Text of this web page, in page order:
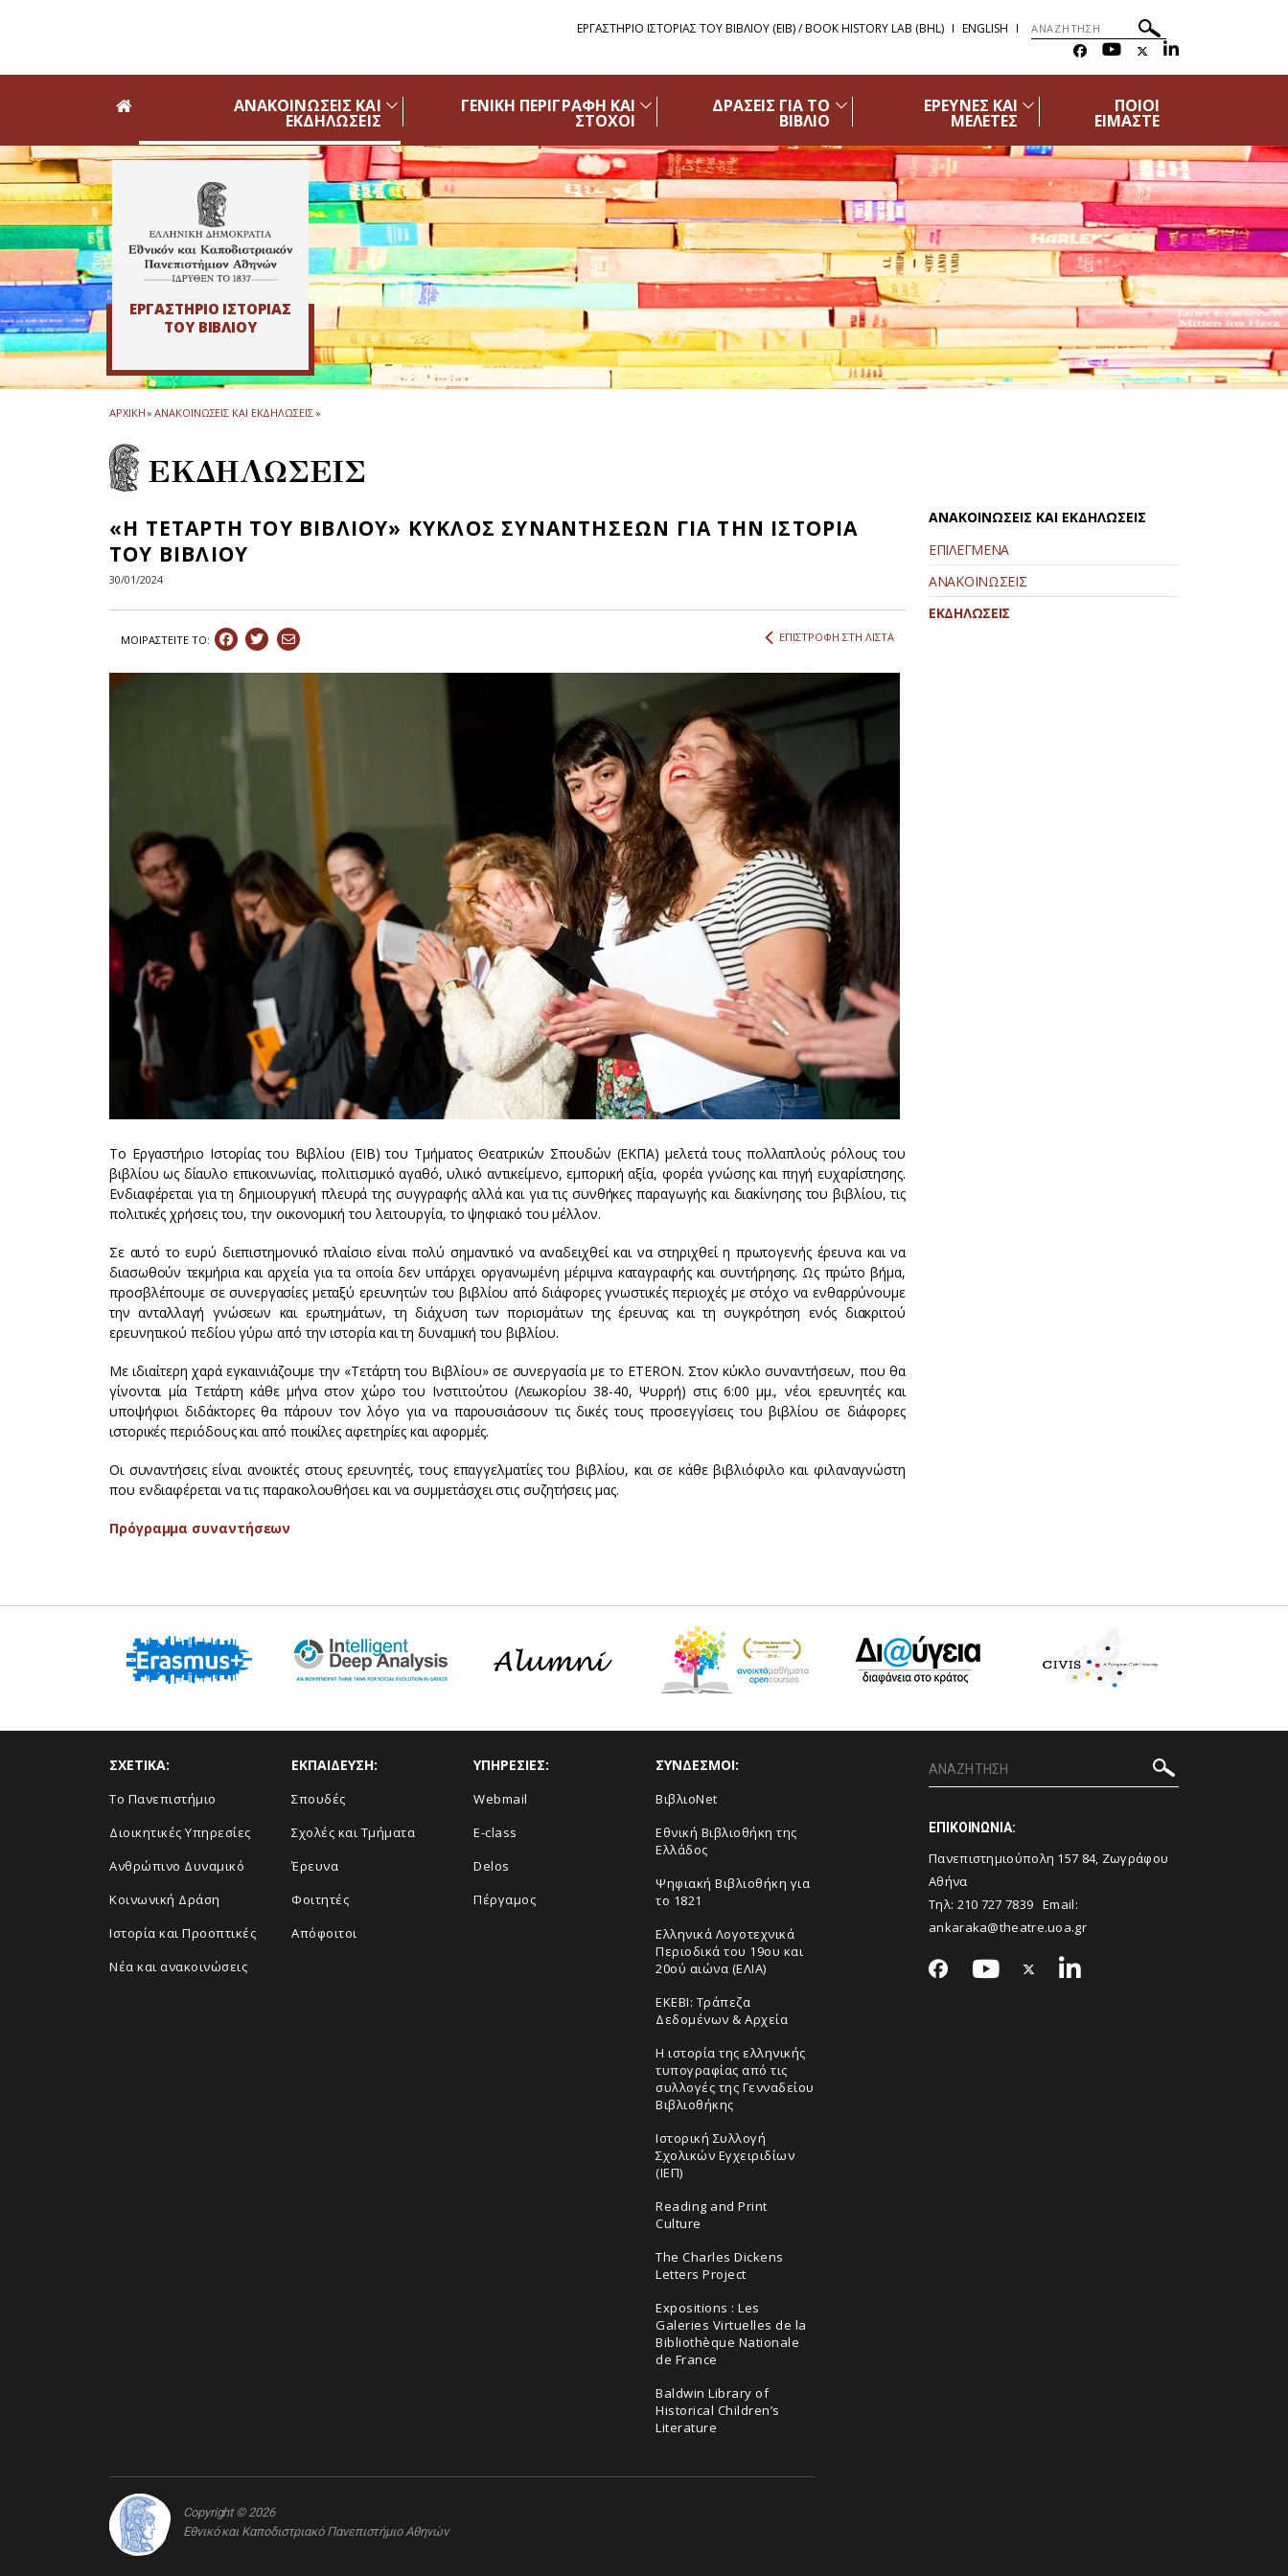
ΕΡΓΑΣΤΗΡΙΟ ΙΣΤΟΡΙΑΣ ΤΟΥ ΒΙΒΛΙΟΥ (ΕΙΒ) / BOOK HISTORY LAB (BHL) ENGLISH
ΑΝΑΚΟΙΝΩΣΕΙΣ ΚΑΙ
ΕΚΔΗΛΩΣΕΙΣ
ΓΕΝΙΚΗ ΠΕΡΙΓΡΑΦΗ ΚΑΙ
ΣΤΟΧΟΙ
ΔΡΑΣΕΙΣ ΓΙΑ ΤΟ
ΒΙΒΛΙΟ
ΕΡΕΥΝΕΣ ΚΑΙ
ΜΕΛΕΤΕΣ
ΠΟΙΟΙ
ΕΙΜΑΣΤΕ
ΕΡΓΑΣΤΗΡΙΟ ΙΣΤΟΡΙΑΣ
ΤΟΥ ΒΙΒΛΙΟΥ
ΑΡΧΙΚΗ» ΑΝΑΚΟΙΝΩΣΕΙΣ ΚΑΙ ΕΚΔΗΛΩΣΕΙΣ»
ΕΚΔΗΛΩΣΕΙΣ
«Η ΤΕΤΑΡΤΗ ΤΟΥ ΒΙΒΛΙΟΥ» ΚΥΚΛΟΣ ΣΥΝΑΝΤΗΣΕΩΝ ΓΙΑ ΤΗΝ ΙΣΤΟΡΙΑ
ΤΟΥ ΒΙΒΛΙΟΥ
30/01/2024
ΜΟΙΡΑΣΤEIΤΕ ΤΟ: ΕΠΙΣΤΡΟΦΗ ΣΤΗ ΛΙΣΤΑ
Το Εργαστήριο Ιστορίας του Βιβλίου (ΕΙΒ) του Τμήματος Θεατρικών Σπουδών (ΕΚΠΑ) μελετά τους πολλαπλούς ρόλους του
βιβλίου ως δίαυλο επικοινωνίας, πολιτισμικό αγαθό, υλικό αντικείμενο, εμπορική αξία, φορέα γνώσης και πηγή ευχαρίστησης.
Ενδιαφέρεται για τη δημιουργική πλευρά της συγγραφής αλλά και για τις συνθήκες παραγωγής και διακίνησης του βιβλίου, τις
πολιτικές χρήσεις του, την οικονομική του λειτουργία, το ψηφιακό του μέλλον.
Σε αυτό το ευρύ διεπιστημονικό πλαίσιο είναι πολύ σημαντικό να αναδειχθεί και να στηριχθεί η πρωτογενής έρευνα και να
διασωθούν τεκμήρια και αρχεία για τα οποία δεν υπάρχει οργανωμένη μέριμνα καταγραφής και συντήρησης. Ως πρώτο βήμα,
προσβλέπουμε σε συνεργασίες μεταξύ ερευνητών του βιβλίου από διάφορες γνωστικές περιοχές με στόχο να ενθαρρύνουμε
την ανταλλαγή γνώσεων και ερωτημάτων, τη διάχυση των πορισμάτων της έρευνας και τη συγκρότηση ενός διακριτού
ερευνητικού πεδίου γύρω από την ιστορία και τη δυναμική του βιβλίου.
Με ιδιαίτερη χαρά εγκαινιάζουμε την «Τετάρτη του Βιβλίου» σε συνεργασία με το ETERON. Στον κύκλο συναντήσεων, που θα
γίνονται μία Τετάρτη κάθε μήνα στον χώρο του Ινστιτούτου (Λεωκορίου 38-40, Ψυρρή) στις 6:00 μμ., νέοι ερευνητές και
υποψήφιοι διδάκτορες θα πάρουν τον λόγο για να παρουσιάσουν τις δικές τους προσεγγίσεις του βιβλίου σε διάφορες
ιστορικές περιόδους και από ποικίλες αφετηρίες και αφορμές.
Οι συναντήσεις είναι ανοικτές στους ερευνητές, τους επαγγελματίες του βιβλίου, και σε κάθε βιβλιόφιλο και φιλαναγνώστη
που ενδιαφέρεται να τις παρακολουθήσει και να συμμετάσχει στις συζητήσεις μας.
Πρόγραμμα συναντήσεων
ΑΝΑΚΟΙΝΩΣΕΙΣ ΚΑΙ ΕΚΔΗΛΩΣΕΙΣ
ΕΠΙΛΕΓΜΕΝΑ
ΑΝΑΚΟΙΝΩΣΕΙΣ
ΕΚΔΗΛΩΣΕΙΣ
ΣΧΕΤΙΚΑ:
Το Πανεπιστήμιο
Διοικητικές Υπηρεσίες
Ανθρώπινο Δυναμικό
Κοινωνική Δράση
Ιστορία και Προοπτικές
Νέα και ανακοινώσεις
ΕΚΠΑΙΔΕΥΣΗ:
Σπουδές
Σχολές και Τμήματα
Έρευνα
Φοιτητές
Απόφοιτοι
ΥΠΗΡΕΣΙΕΣ:
Webmail
E-class
Delos
Πέργαμος
ΣΥΝΔΕΣΜΟΙ:
ΒιβλιοNet
Εθνική Βιβλιοθήκη της
Ελλάδος
Ψηφιακή Βιβλιοθήκη για
το 1821
Ελληνικά Λογοτεχνικά
Περιοδικά του 19ου και
20ού αιώνα (ΕΛΙΑ)
ΕΚΕΒΙ: Τράπεζα
Δεδομένων & Αρχεία
Η ιστορία της ελληνικής
τυπογραφίας από τις
συλλογές της Γενναδείου
Βιβλιοθήκης
Ιστορική Συλλογή
Σχολικών Εγχειριδίων
(ΙΕΠ)
Reading and Print
Culture
The Charles Dickens
Letters Project
Expositions : Les
Galeries Virtuelles de la
Bibliothèque Nationale
de France
Baldwin Library of
Historical Children’s
Literature
ΕΠΙΚΟΙΝΩΝΙΑ:
Πανεπιστημιούπολη 157 84, Ζωγράφου
Αθήνα
Τηλ: 210 727 7839 Email:
ankaraka@theatre.uoa.gr
Copyright © 2026
Εθνικό και Καποδιστριακό Πανεπιστήμιο Αθηνών